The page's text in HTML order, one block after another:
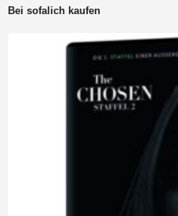
war:
ist:
Bei sofalich kaufen